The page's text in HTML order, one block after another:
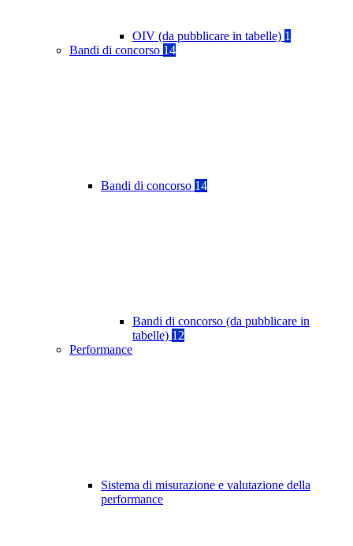
OIV (da pubblicare in tabelle) 1
Bandi di concorso 14
Bandi di concorso 14
Bandi di concorso (da pubblicare in
tabelle) 12
Performance
Sistema di misurazione e valutazione della
performance